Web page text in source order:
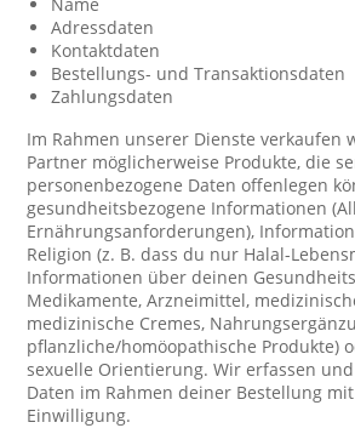
Adressdaten
Kontaktdaten
Bestellungs- und Transaktionsdaten
Zahlungsdaten
Im Rahmen unserer Dienste verkaufen
Partner möglicherweise Produkte, die
personenbezogene Daten offenlegen
gesundheitsbezogene Informationen
Ernährungsanforderungen),
Religion (z. B. dass du nur Halal-
Informationen über deinen
Medikamente, Arzneimittel,
medizinische Cremes,
pflanzliche/homöopathische Produkte)
sexuelle Orientierung. Wir erfassen
Daten im Rahmen deiner Bestellung
Einwilligung.